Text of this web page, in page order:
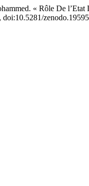
« Rôle De l’Etat